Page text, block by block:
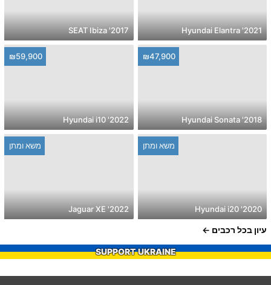
2021' Hyundai Elantra
2017' SEAT Ibiza
₪47,900
2018' Hyundai Sonata
₪59,900
2022' Hyundai i10
משא ומתן
2020' Hyundai i20
משא ומתן
2022' Jaguar XE
עיון בכל רכבים
SUPPORT UKRAINE